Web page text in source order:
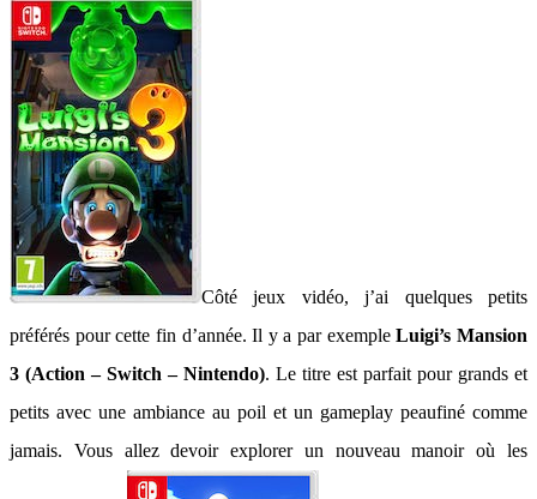
Côté jeux vidéo, j’ai quelques petits
préférés pour cette fin d’année. Il y a par exempleLuigi’s Mansion
3 (Action – Switch – Nintendo). Le titre est parfait pour grands et
petits avec une ambiance au poil et un gameplay peaufiné comme
jamais. Vous allez devoir explorer un nouveau manoir où les